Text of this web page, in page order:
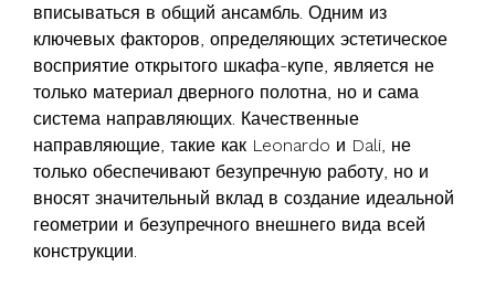
вписываться в общий ансамбль. Одним из
ключевых факторов, определяющих эстетическое
восприятие открытого шкафа-купе, является не
только материал дверного полотна, но и сама
система направляющих. Качественные
направляющие, такие как Leonardo и Dali, не
только обеспечивают безупречную работу, но и
вносят значительный вклад в создание идеальной
геометрии и безупречного внешнего вида всей
конструкции.